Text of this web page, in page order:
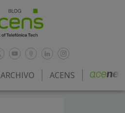
ARCHIVO ACENS